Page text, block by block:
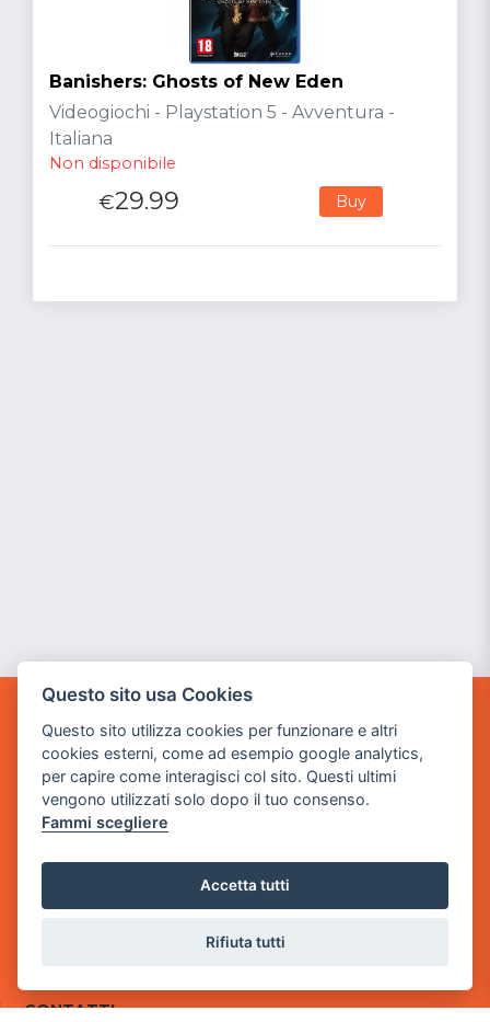
Banishers: Ghosts of New Eden
Videogiochi - Playstation 5 - Avventura -
Italiana
Non disponibile
€29.99 Buy
GAME WARP
BY POWER GAME SRL
Sede Legale
via Villaggio dei Platani, 3
via Industriale, 2 - 25082 Botticino, BS
Partita iva 03308130982
CONTATTI
Questo sito usa Cookies
Questo sito utilizza cookies per funzionare e altri
cookies esterni, come ad esempio google analytics,
per capire come interagisci col sito. Questi ultimi
vengono utilizzati solo dopo il tuo consenso.
Fammi scegliere
Accetta tutti
Rifiuta tutti